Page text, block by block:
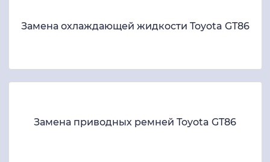
Замена охлаждающей жидкости Toyota GT86
Замена приводных ремней Toyota GT86